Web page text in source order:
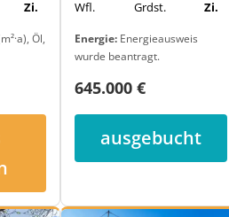
Zi.
Öl,
Wfl.
Grdst.
Zi.
Energie: Energieausweis
wurde beantragt.
645.000 €
ausgebucht